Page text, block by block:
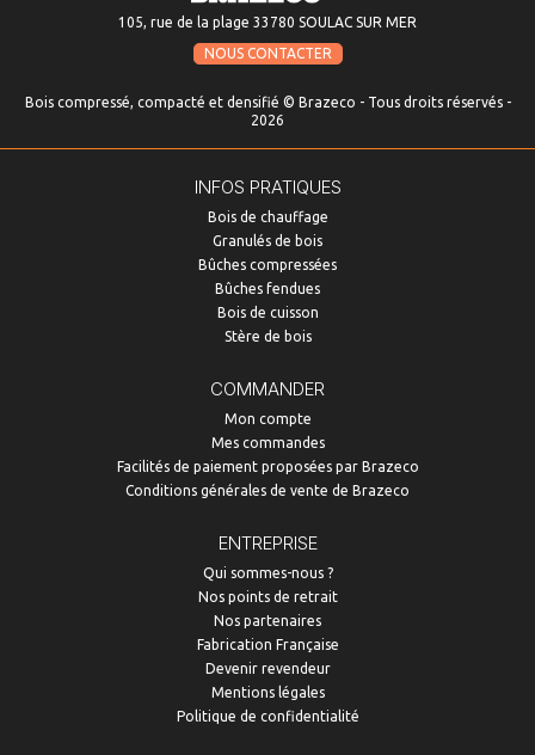
105, rue de la plage 33780 SOULAC SUR MER
NOUS CONTACTER
Bois compressé, compacté et densifié © Brazeco - Tous droits réservés -
2026
INFOS PRATIQUES
Bois de chauffage
Granulés de bois
Bûches compressées
Bûches fendues
Bois de cuisson
Stère de bois
COMMANDER
Mon compte
Mes commandes
Facilités de paiement proposées par Brazeco
Conditions générales de vente de Brazeco
ENTREPRISE
Qui sommes-nous ?
Nos points de retrait
Nos partenaires
Fabrication Française
Devenir revendeur
Mentions légales
Politique de confidentialité